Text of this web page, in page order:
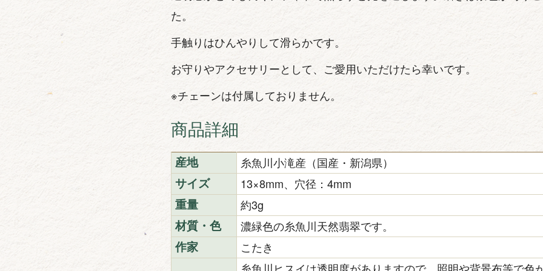
た。
手触りはひんやりして滑らかです。
お守りやアクセサリーとして、ご愛用いただけたら幸いです。
※チェーンは付属しておりません。
商品詳細
産地 糸魚川小滝産（国産・新潟県）
サイズ 13×8mm、穴径：4mm
重量 約3g
材質・色 濃緑色の糸魚川天然翡翠です。
作家
こたき